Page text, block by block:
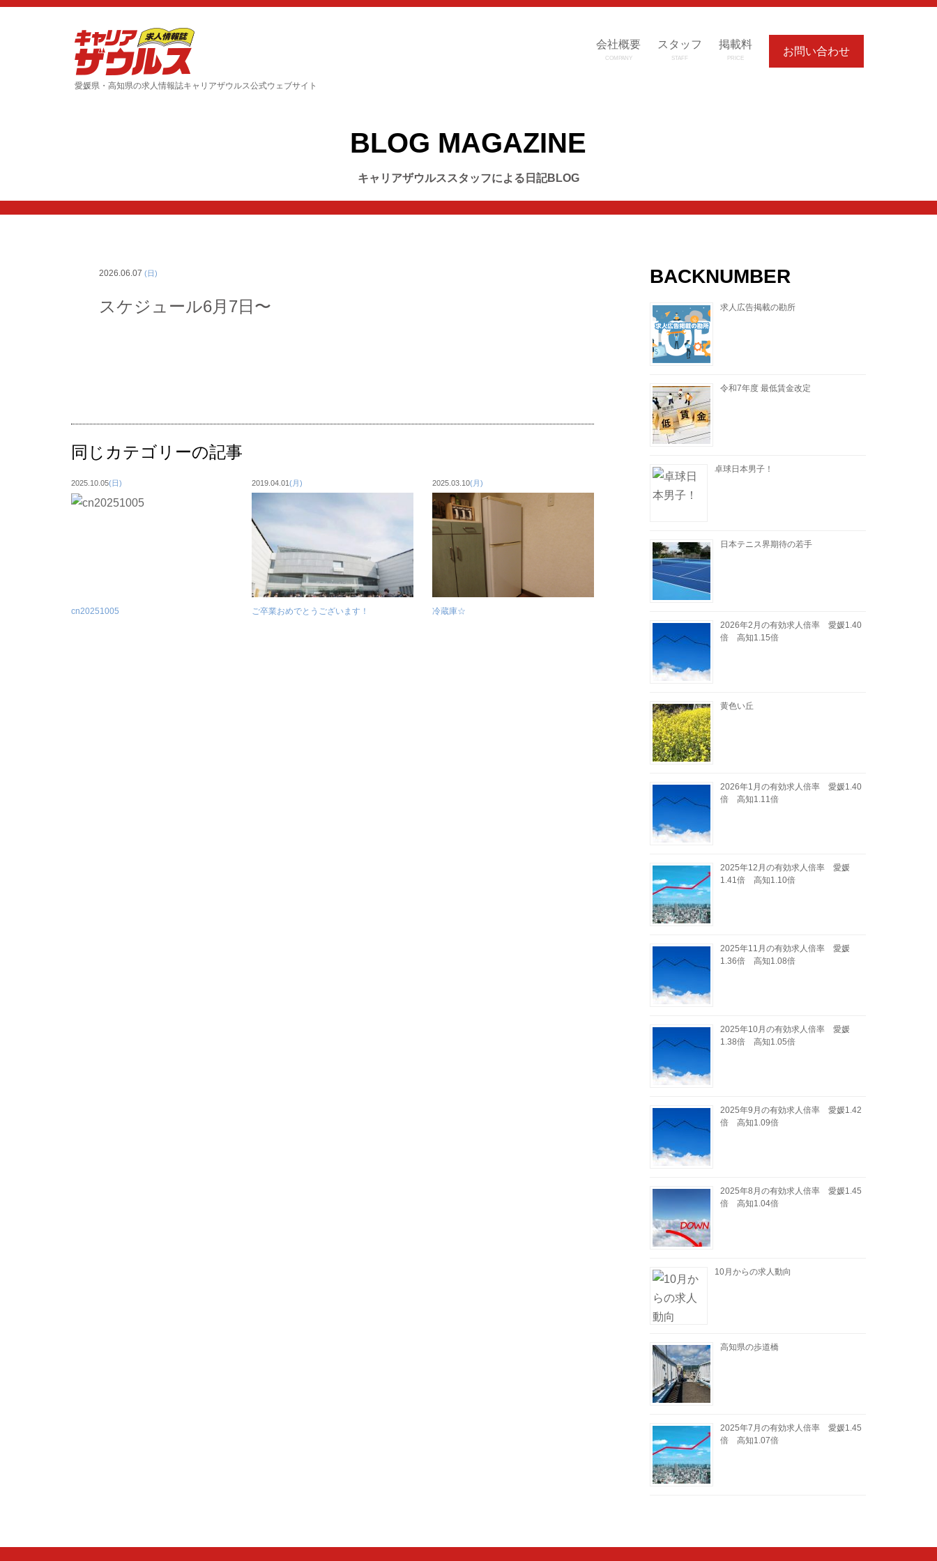
愛媛県・高知県の求人情報誌キャリアザウルス公式ウェブサイト
会社概要
COMPANY
スタッフ
STAFF
掲載料
PRICE
お問い合わせ
BLOG MAGAZINE
キャリアザウルススタッフによる日記BLOG
2026.06.07 (日)
スケジュール6月7日〜
同じカテゴリーの記事
2025.10.05(日)
cn20251005
2019.04.01(月)
ご卒業おめでとうございます！
2025.03.10(月)
冷蔵庫☆
BACKNUMBER
求人広告掲載の勘所
令和7年度 最低賃金改定
卓球日本男子！
日本テニス界期待の若手
2026年2月の有効求人倍率 愛媛1.40
倍 高知1.15倍
黄色い丘
2026年1月の有効求人倍率 愛媛1.40
倍 高知1.11倍
2025年12月の有効求人倍率 愛媛
1.41倍 高知1.10倍
2025年11月の有効求人倍率 愛媛
1.36倍 高知1.08倍
2025年10月の有効求人倍率 愛媛
1.38倍 高知1.05倍
2025年9月の有効求人倍率 愛媛1.42
倍 高知1.09倍
2025年8月の有効求人倍率 愛媛1.45
倍 高知1.04倍
10月からの求人動向
高知県の歩道橋
2025年7月の有効求人倍率 愛媛1.45
倍 高知1.07倍